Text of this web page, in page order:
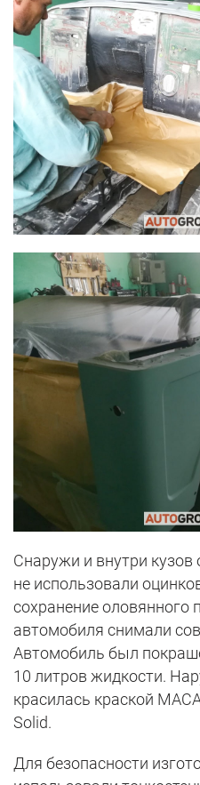
Снаружи и внутри
не использовали
сохранение оловянного
автомобиля снимали
Автомобиль был
10 литров жидкости.
красилась краской
Solid.
Для безопасности